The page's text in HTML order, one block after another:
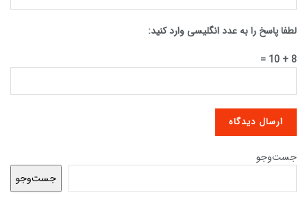
لطفا پاسخ را به عدد انگلیسی وارد کنید:
8 + 10 =
جست‌وجو
جست‌وجو